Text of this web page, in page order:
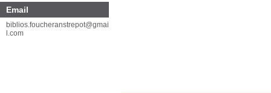
Email
biblios.foucheranstrepot@gmai
l.com